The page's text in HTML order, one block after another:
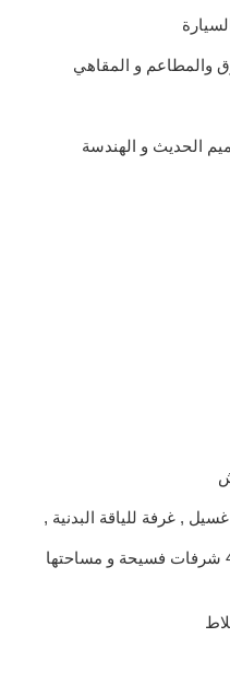
والمطاعم و المقاهي
الحديث و الهندسة
, غرفة للياقة البدنية ,
ساونا , غرفة استرخاء , 4 حمامات , 4 شرفات فسيحة و مساحتها